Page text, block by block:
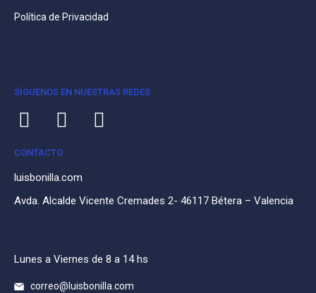
Política de Privacidad
SÍGUENOS EN NUESTRAS REDES
CONTACTO
luisbonilla.com
Avda. Alcalde Vicente Cremades 2- 46117 Bétera – Valencia
Lunes a Viernes de 8 a 14 hs
correo@luisbonilla.com